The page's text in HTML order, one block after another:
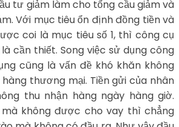
tư giảm làm cho tổng cầu giảm và
Với mục tiêu ổn định đồng tiền và
coi là mục tiêu số 1, thì công cụ
cần thiết. Song việc sử dụng công
cũng là vấn đề khó khăn không
thương mại. Tiền gửi của nhân
thu nhận hàng ngày hàng giờ.
mà không được cho vay thì chẳng